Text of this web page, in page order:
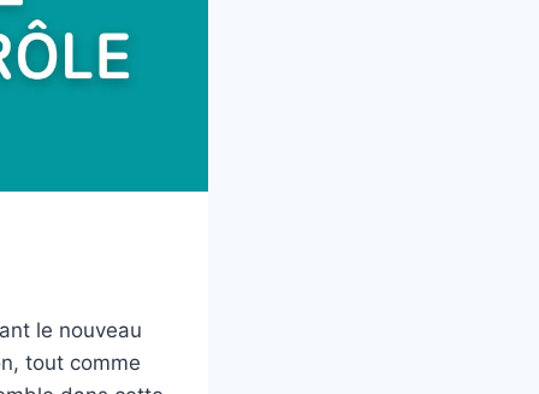
le nouveau
tout comme